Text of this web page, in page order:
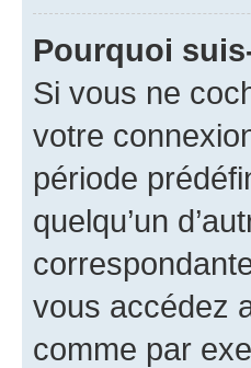
Pourquoi
Si vous ne
votre
période
quelqu’un
vous accédez
comme par